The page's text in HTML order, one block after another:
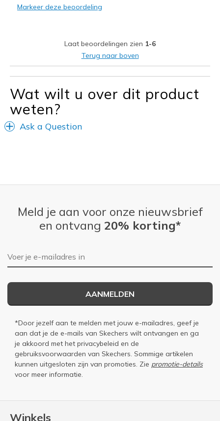
Markeer deze beoordeling
Laat beoordelingen zien 1-6
Terug naar boven
Wat wilt u over dit product
weten?
Ask a Question
Winkels
Meld je aan voor onze nieuwsbrief
en ontvang 20% korting*
E-mailadres
AANMELDEN
*Door jezelf aan te melden met jouw e-mailadres, geef je
aan dat je de e-mails van Skechers wilt ontvangen en ga
je akkoord met het privacybeleid en de
gebruiksvoorwaarden van Skechers. Sommige artikelen
kunnen uitgesloten zijn van promoties. Zie promotie-details
voor meer informatie.